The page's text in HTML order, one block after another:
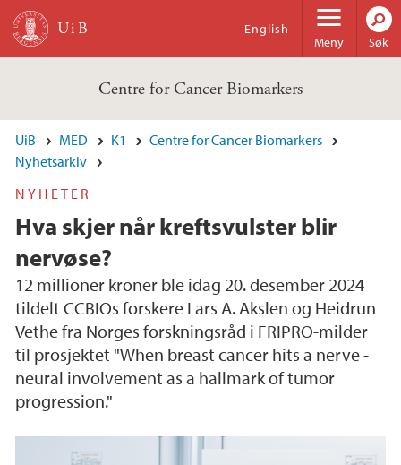
Hopp til hovedinnhold
Meny
English
Søk
Centre for Cancer Biomarkers
UiB MED K1
Centre for Cancer Biomarkers
Nyhetsarkiv
NYHETER
Hva skjer når kreftsvulster blir
nervøse?
12 millioner kroner ble idag 20. desember 2024
tildelt CCBIOs forskere Lars A. Akslen og Heidrun
Vethe fra Norges forskningsråd i FRIPRO-milder
til prosjektet "When breast cancer hits a nerve -
neural involvement as a hallmark of tumor
progression."